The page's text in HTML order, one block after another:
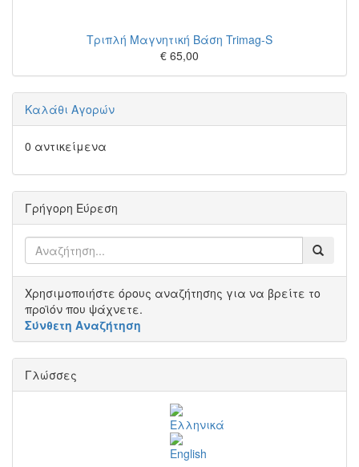
Τριπλή Μαγνητική Βάση Trimag-S
€ 65,00
Καλάθι Αγορών
0 αντικείμενα
Γρήγορη Εύρεση
Χρησιμοποιήστε όρους αναζήτησης για να βρείτε το
προϊόν που ψάχνετε.
Σύνθετη Αναζήτηση
Γλώσσες